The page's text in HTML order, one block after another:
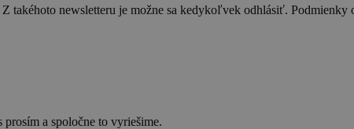
takéhoto newsletteru je možne sa kedykoľvek odhlásiť. Podmienky
prosím a spoločne to vyriešime.